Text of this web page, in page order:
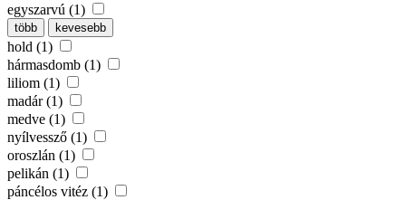
egyszarvú (1)
több kevesebb
hold (1)
hármasdomb (1)
liliom (1)
madár (1)
medve (1)
nyílvessző (1)
oroszlán (1)
pelikán (1)
páncélos vitéz (1)